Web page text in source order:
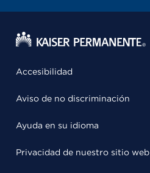
Accesibilidad
Aviso de no discriminación
Ayuda en su idioma
Privacidad de nuestro sitio web